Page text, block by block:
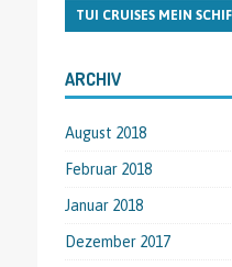
TUI CRUISES MEIN
ARCHIV
August 2018
Februar 2018
Januar 2018
Dezember 2017